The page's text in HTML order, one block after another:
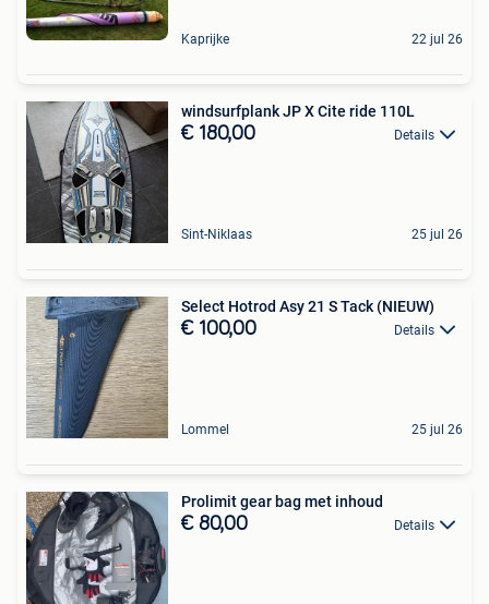
Kaprijke 22 jul 26
windsurfplank JP X Cite ride 110L
€ 180,00 Details
Sint-Niklaas 25 jul 26
Select Hotrod Asy 21 S Tack (NIEUW)
€ 100,00 Details
Lommel 25 jul 26
Prolimit gear bag met inhoud
€ 80,00 Details